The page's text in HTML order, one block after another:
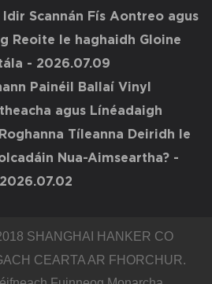
Scannán Fís Aontreo agus
Reoite le haghaidh Gloine
- 2026.07.09
Painéil Ballaí Vinyl
agus Línéadaigh
Tíleanna Deiridh le
Nua-Aimseartha?-
2026.07.02
SHANGHAI HANKER CO
CEARTA AR FHORCHUR.